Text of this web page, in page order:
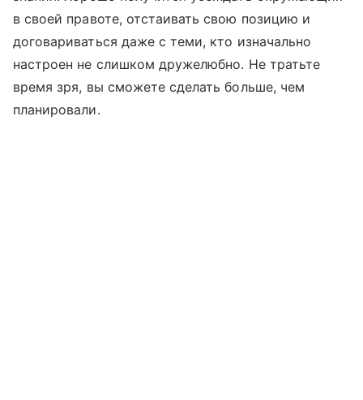
в своей правоте, отстаивать свою позицию и
договариваться даже с теми, кто изначально
настроен не слишком дружелюбно. Не тратьте
время зря, вы сможете сделать больше, чем
планировали.